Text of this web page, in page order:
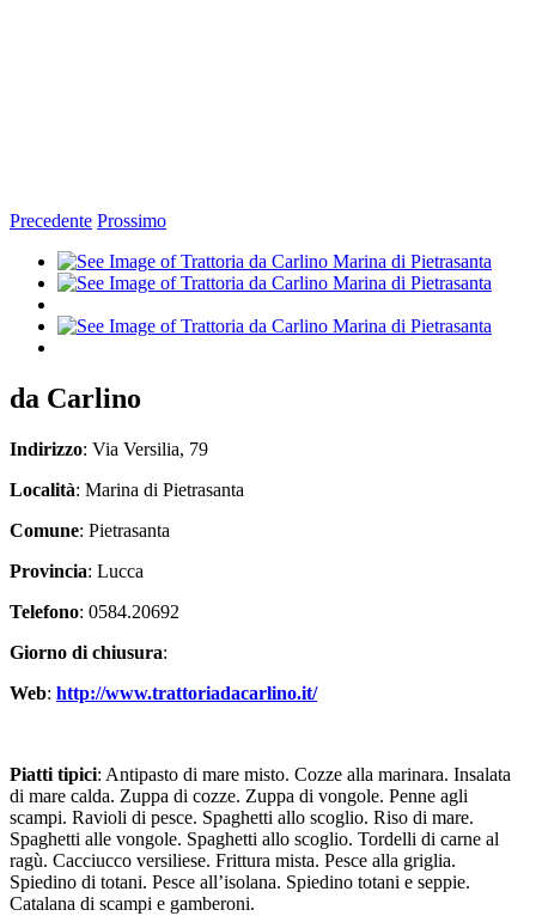
Precedente Prossimo
Ingrandisci
immagine
da Carlino
Indirizzo: Via Versilia, 79
Località: Marina di Pietrasanta
Comune: Pietrasanta
Provincia: Lucca
Telefono: 0584.20692
Giorno di chiusura:
Web: http://www.trattoriadacarlino.it/
Piatti tipici: Antipasto di mare misto. Cozze alla marinara. Insalata
di mare calda. Zuppa di cozze. Zuppa di vongole. Penne agli
scampi. Ravioli di pesce. Spaghetti allo scoglio. Riso di mare.
Spaghetti alle vongole. Spaghetti allo scoglio. Tordelli di carne al
ragù. Cacciucco versiliese. Frittura mista. Pesce alla griglia.
Spiedino di totani. Pesce all’isolana. Spiedino totani e seppie.
Catalana di scampi e gamberoni.